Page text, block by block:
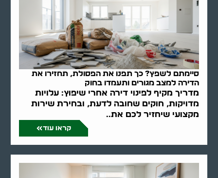
סיימתם לשפץ? כך תפנו את הפסולת, תחזירו את
הדירה למצב מגורים ותעמדו בחוק
מדריך מקיף לפינוי דירה אחרי שיפוץ: עלויות
מדויקות, חוקים שחובה לדעת, ובחירת שירות
מקצועי שיחזיר לכם את..
קראו עוד